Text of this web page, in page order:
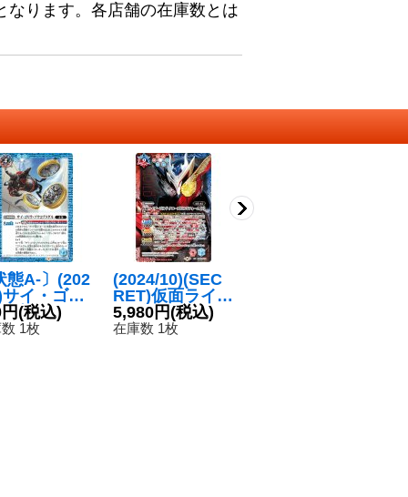
なります。各店舗の在庫数とは
態A-〕(202
イ・ゴリ
ゾウコアメ
/仮面ライダ
(税込)
1枚
(2024/10)(SEC
RET)仮面ライダ
ービルド クロー
ズビルドフォー
5,980円(税込)
在庫数 1枚